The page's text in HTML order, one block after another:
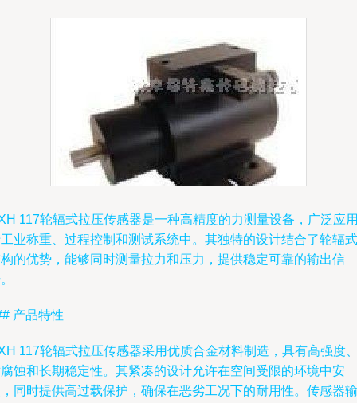
117轮辐式拉压传感器是一种高精度的力测量设备，广泛应
业称重、过程控制和测试系统中。其独特的设计结合了轮辐式
的优势，能够同时测量拉力和压力，提供稳定可靠的输出信
产品特性
117轮辐式拉压传感器采用优质合金材料制造，具有高强度
蚀和长期稳定性。其紧凑的设计允许在空间受限的环境中安
同时提供高过载保护，确保在恶劣工况下的耐用性。传感器输